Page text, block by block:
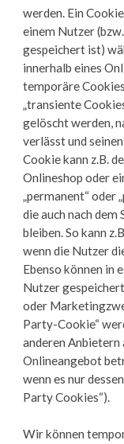
werden. Ein
einem Nutzer
gespeichert ist)
innerhalb eines
temporäre
„transiente
gelöscht werden,
verlässt und
Cookie kann z.B.
Onlineshop oder
„permanent“ oder
die auch nach
bleiben. So kann
wenn die Nutzer
Ebenso können in
Nutzer
oder
Party-Cookie“
anderen Anbietern
Onlineangebot
wenn es nur
Party Cookies“).
Wir können